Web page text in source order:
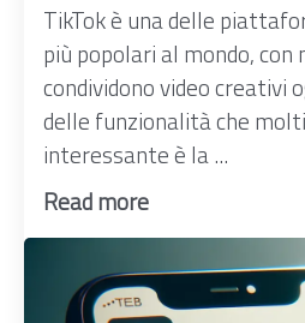
TikTok è una delle
più popolari al mondo,
condividono video creativi
delle funzionalità che
interessante è la ...
Read more